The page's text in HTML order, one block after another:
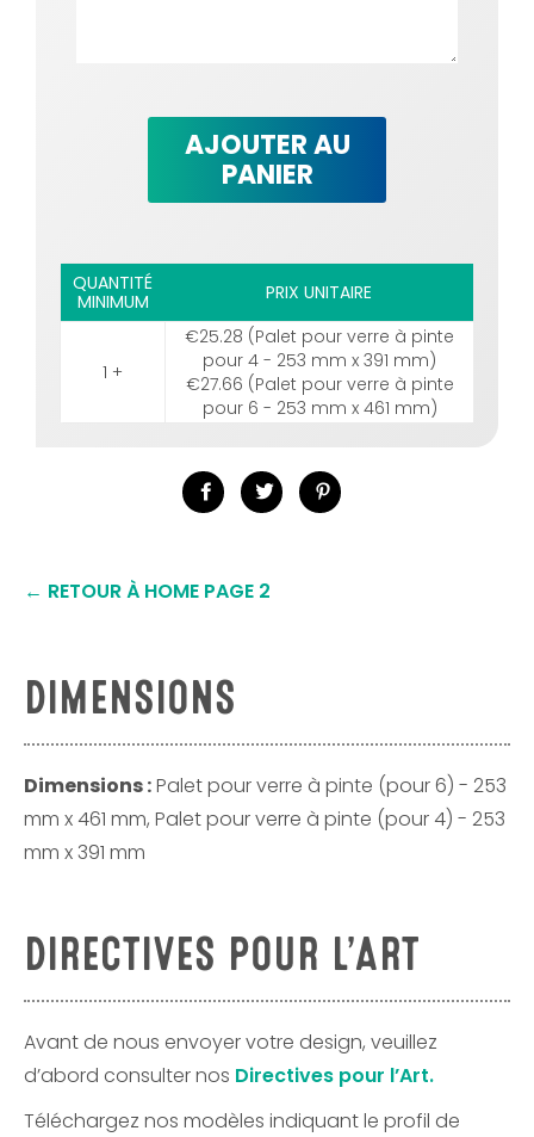
AJOUTER AU
PANIER
QUANTITÉ
MINIMUM
PRIX UNITAIRE
1 +
€25.28 (Palet pour verre à pinte
pour 4 - 253 mm x 391 mm)
€27.66 (Palet pour verre à pinte
pour 6 - 253 mm x 461 mm)
PartagerTweeterÉpingler
← RETOUR À HOME PAGE 2
DIMENSIONS
Dimensions :Palet pour verre à pinte (pour 6) - 253
mm x 461 mm, Palet pour verre à pinte (pour 4) - 253
mm x 391 mm
DIRECTIVES POUR L’ART
Avant de nous envoyer votre design, veuillez
d’abord consulter nos Directives pour l’Art.
Téléchargez nos modèles indiquant le profil de